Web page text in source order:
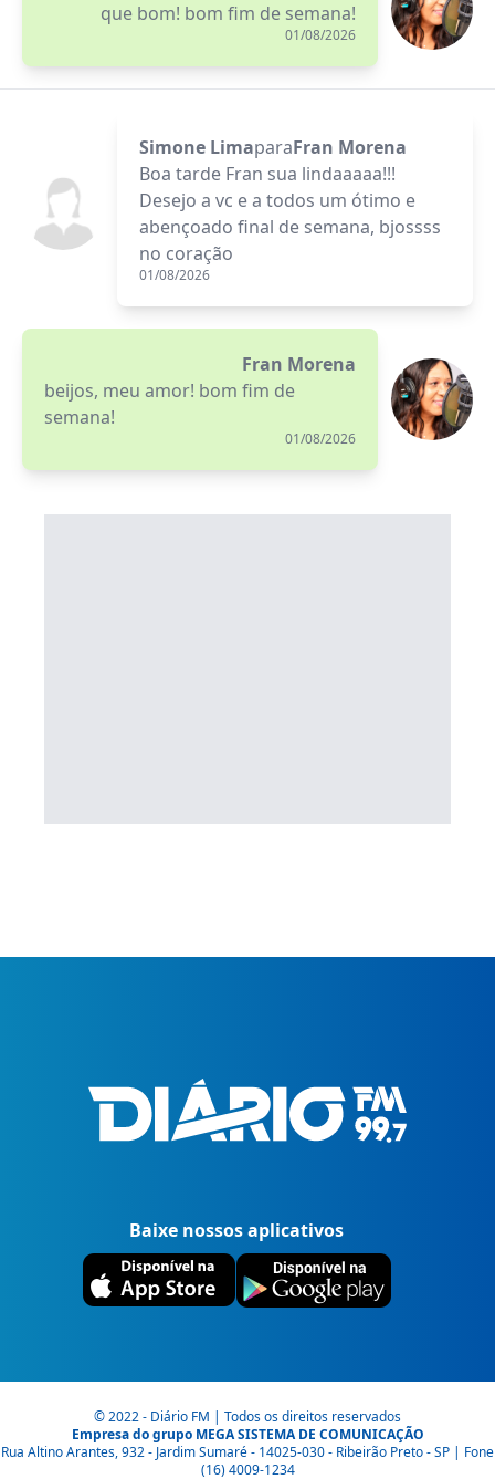
que bom! bom fim de semana!
01/08/2026
Simone LimaparaFran Morena
Boa tarde Fran sua lindaaaaa!!!
Desejo a vc e a todos um ótimo e
abençoado final de semana, bjossss
no coração
01/08/2026
Fran Morena
beijos, meu amor! bom fim de
semana!
01/08/2026
Baixe nossos aplicativos
© 2022 - Diário FM | Todos os direitos reservados
Empresa do grupo MEGA SISTEMA DE COMUNICAÇÃO
Rua Altino Arantes, 932 - Jardim Sumaré - 14025-030 - Ribeirão Preto - SP | Fone
(16) 4009-1234